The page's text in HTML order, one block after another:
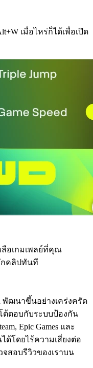
เมื่อไหร่ก็ได้เพื่อเปิด
ลือเกมเพลย์ที่คุณ
กคลิปทันที
พัฒนาขึ้นอย่างเคร่งครัด
ต้ตอบกับระบบป้องกัน
Epic Games และ
โดยไร้ความเสี่ยงต่อ
สอบรีวิวของเราบน